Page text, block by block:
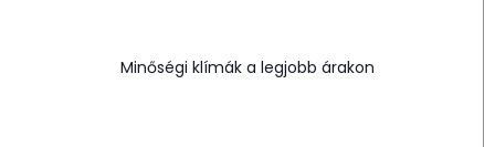
Minőségi klímák a legjobb árakon